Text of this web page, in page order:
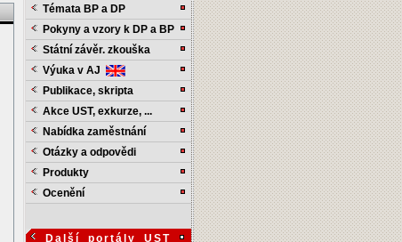
Témata BP a DP
Pokyny a vzory k DP a BP
Státní závěr. zkouška
Výuka v AJ
Publikace, skripta
Akce UST, exkurze, ...
Nabídka zaměstnání
Otázky a odpovědi
Produkty
Ocenění
Další portály UST